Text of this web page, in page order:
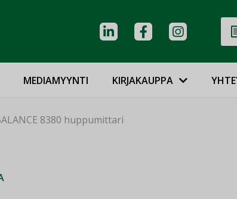
MEDIAMYYNTI KIRJAKAUPPA
8380 huppumittari